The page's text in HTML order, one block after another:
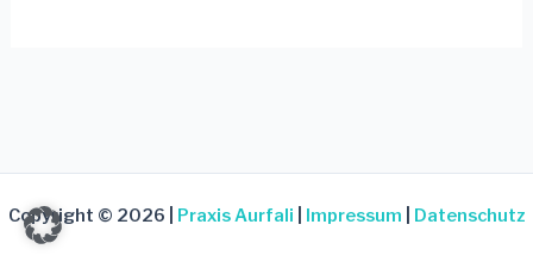
Copyright © 2026 | Praxis Aurfali Impressum Datenschutz